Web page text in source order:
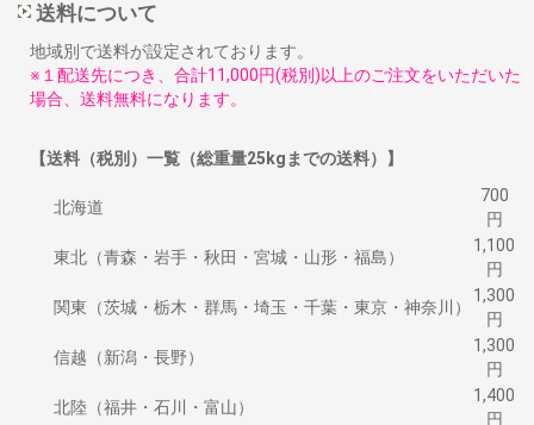
送料について
地域別で送料が設定されております。
※１配送先につき、合計11,000円(税別)以上のご注文をいただいた
場合、送料無料になります。
【送料（税別）一覧（総重量25kgまでの送料）】
北海道
700
円
東北（青森・岩手・秋田・宮城・山形・福島）
1,100
円
関東（茨城・栃木・群馬・埼玉・千葉・東京・神奈川）
1,300
円
信越（新潟・長野）
1,300
円
北陸（福井・石川・富山）
1,400
円